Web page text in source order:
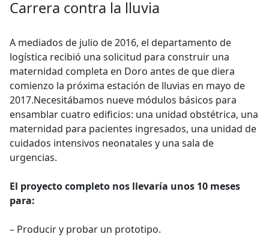
Carrera contra la lluvia
A mediados de julio de 2016, el departamento de
logística recibió una solicitud para construir una
maternidad completa en Doro antes de que diera
comienzo la próxima estación de lluvias en mayo de
2017.Necesitábamos nueve módulos básicos para
ensamblar cuatro edificios: una unidad obstétrica, una
maternidad para pacientes ingresados, una unidad de
cuidados intensivos neonatales y una sala de
urgencias.
El proyecto completo nos llevaría unos 10 meses
para:
– Producir y probar un prototipo.